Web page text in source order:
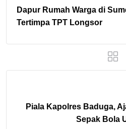
Dapur Rumah Warga di
Tertimpa TPT Longsor
Piala Kapolres Baduga,
Sepak Bola